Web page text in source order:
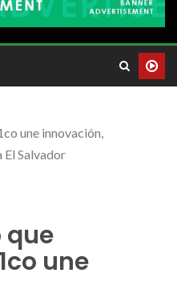
une innovación,
Salvador
une